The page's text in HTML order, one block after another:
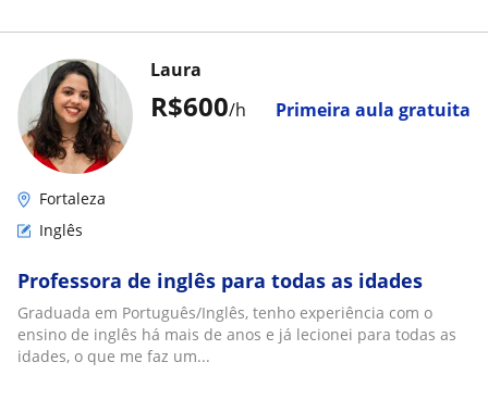
R$600/h Primeira aula gratuita
Laura
Fortaleza
Inglês
Professora de inglês para todas as idades
Graduada em Português/Inglês, tenho experiência com o
ensino de inglês há mais de anos e já lecionei para todas as
idades, o que me faz um...